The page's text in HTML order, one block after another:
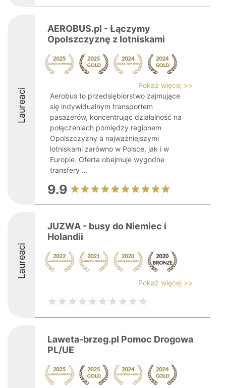
Laureaci
AEROBUS.pl - Łączymy
Opolszczyznę z lotniskami
Pokaż więcej >>
Aerobus to przedsiębiorstwo zajmujące
się indywidualnym transportem
pasażerów, koncentrując działalność na
połączeniach pomiędzy regionem
Opolszczyzny a najważniejszymi
lotniskami zarówno w Polsce, jak i w
Europie. Oferta obejmuje wygodne
transfery ...
9.9
Laureaci
JUZWA - busy do Niemiec i
Holandii
Pokaż więcej >>
Laweta-brzeg.pl Pomoc Drogowa
PL/UE